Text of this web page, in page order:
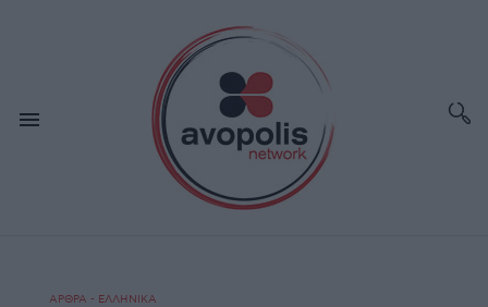
ΑΡΘΡΑ - ΕΛΛΗΝΙΚΑ